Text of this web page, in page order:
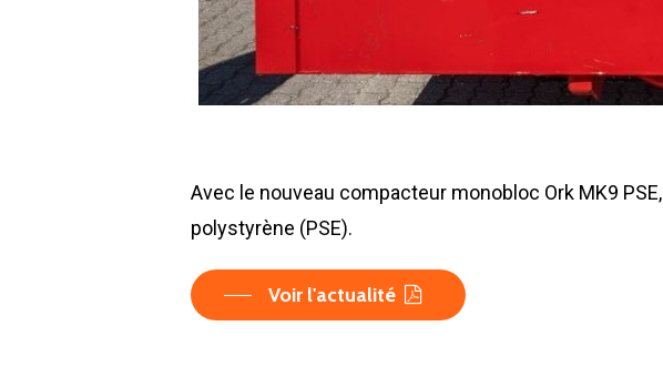
Avec le nouveau compacteur monobloc Ork MK9 PSE,
polystyrène (PSE).
Voir l'actualité